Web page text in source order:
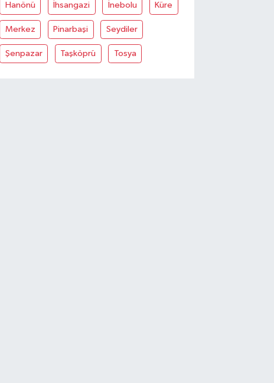
Hanönü İhsangazi İnebolu Küre
Merkez Pinarbaşi Seydiler
Şenpazar Taşköprü Tosya